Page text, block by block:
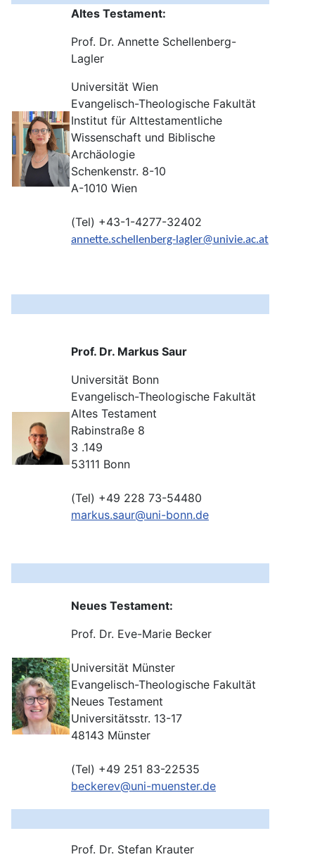
Altes Testament:
Prof. Dr. Annette Schellenberg-
Lagler
Universität Wien
Evangelisch-Theologische Fakultät
Institut für Alttestamentliche
Wissenschaft und Biblische
Archäologie
Schenkenstr. 8-10
A-1010 Wien
(Tel) +43-1-4277-32402
annette.schellenberg-lagler@univie.ac.at
Prof. Dr. Markus Saur
Universität Bonn
Evangelisch-Theologische Fakultät
Altes Testament
Rabinstraße 8
3 .149
53111 Bonn
(Tel) +49 228 73-54480
markus.saur@uni-bonn.de
Neues Testament:
Prof. Dr. Eve-Marie Becker
Universität Münster
Evangelisch-Theologische Fakultät
Neues Testament
Universitätsstr. 13-17
48143 Münster
(Tel) +49 251 83-22535
beckerev@uni-muenster.de
Prof. Dr. Stefan Krauter